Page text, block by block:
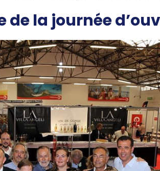
de la journée